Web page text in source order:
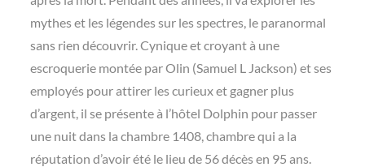
mythes et les légendes sur les spectres, le paranormal
sans rien découvrir. Cynique et croyant à une
escroquerie montée par Olin (Samuel L Jackson) et ses
employés pour attirer les curieux et gagner plus
d’argent, il se présente à l’hôtel Dolphin pour passer
une nuit dans la chambre 1408, chambre qui a la
réputation d’avoir été le lieu de 56 décès en 95 ans.